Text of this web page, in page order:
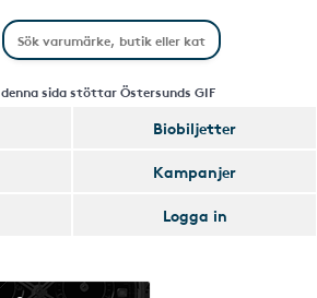
sida stöttar Östersunds GIF
Biobiljetter
Kampanjer
Logga in